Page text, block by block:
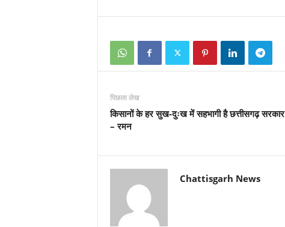
पिछला लेख
किसानों के हर सुख-दुःख में सहभागी है छत्तीसगढ़ सरकार
– रमन
Chattisgarh News